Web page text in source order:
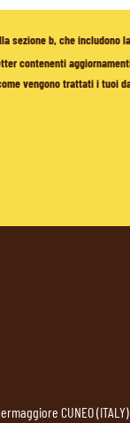
b, che includono
contenenti
vengono trattati i tuoi
CUNEO